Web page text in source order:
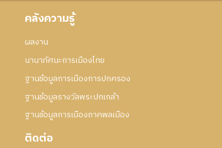
คลังความรู้
ผลงาน
นานาทัศนะการเมืองไทย
ฐานข้อมูลการเมืองการปกครอง
ฐานข้อมูลรางวัลพระปกเกล้า
ฐานข้อมูลการเมืองภาคพลเมือง
ติดต่อ